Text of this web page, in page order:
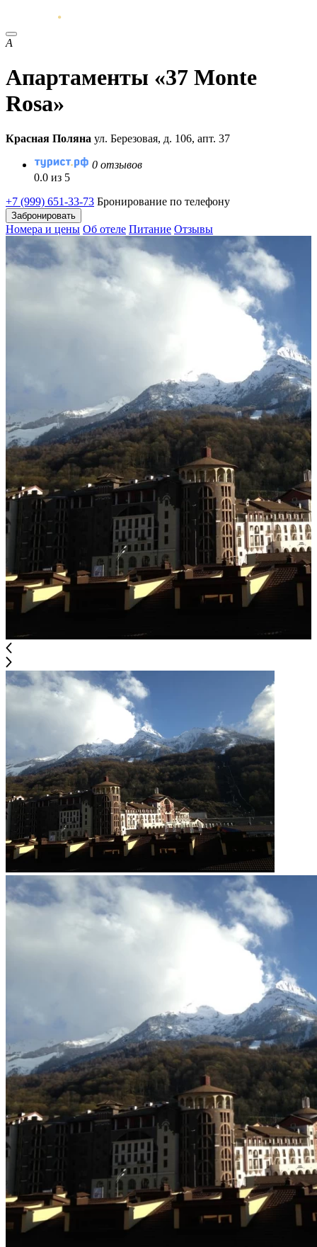
А
Апартаменты «37 Monte
Rosa»
Красная Поляна ул. Березовая, д. 106, апт. 37
0 отзывов
0.0 из 5
+7 (999) 651-33-73 Бронирование по телефону
Забронировать
Номера и цены Об отеле Питание Отзывы